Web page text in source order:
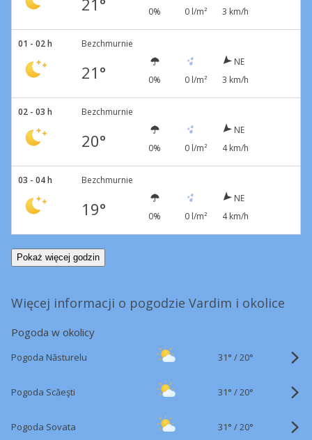
21° 0% 0 l/m²
3 km/h
01 - 02 h Bezchmurnie
21° 0% 0 l/m²
NE
3 km/h
02 - 03 h Bezchmurnie
20° 0% 0 l/m²
NE
4 km/h
03 - 04 h Bezchmurnie
19° 0% 0 l/m²
NE
4 km/h
Pokaż więcej godzin
Więcej informacji o pogodzie Vardim i okolice
Pogoda w okolicy
Pogoda Năsturelu 31° /20°
Pogoda Scăeşti 31° /20°
Pogoda Sovata 31° /20°